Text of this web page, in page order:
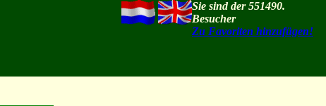
Sie sind der 551490.
Besucher
Zu Favoriten hinzufügen!